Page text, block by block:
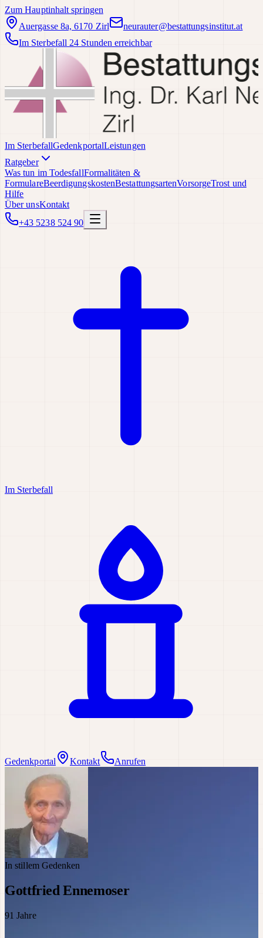
Zum Hauptinhalt springen
Auergasse 8a, 6170 Zirl
neurauter@bestattungsinstitut.at
Im Sterbefall 24 Stunden erreichbar
Im SterbefallGedenkportalLeistungen
Ratgeber
Was tun im TodesfallFormalitäten &
FormulareBeerdigungskostenBestattungsartenVorsorgeTrost und
Hilfe
Über unsKontakt
+43 5238 524 90
Im Sterbefall
Gedenkportal Kontakt Anrufen
In stillem Gedenken
Gottfried Ennemoser
91 Jahre